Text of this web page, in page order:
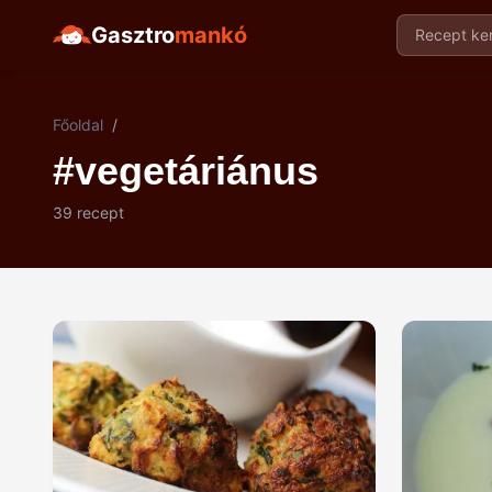
Gasztromankó Recept
Főoldal /
#vegetáriánus
39 recept